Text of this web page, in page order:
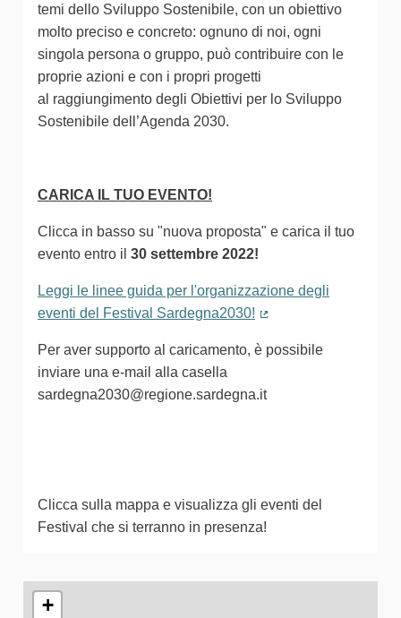
temi dello Sviluppo Sostenibile, con un obiettivo
molto preciso e concreto: ognuno di noi, ogni
singola persona o gruppo, può contribuire con le
proprie azioni e con i propri progetti
al raggiungimento degli Obiettivi per lo Sviluppo
Sostenibile dell’Agenda 2030.
CARICA IL TUO EVENTO!
Clicca in basso su "nuova proposta" e carica il tuo
evento entro il 30 settembre 2022!
Leggi le linee guida per l'organizzazione degli
eventi del Festival Sardegna2030!
Per aver supporto al caricamento, è possibile
inviare una e-mail alla casella
sardegna2030@regione.sardegna.it
Clicca sulla mappa e visualizza gli eventi del
Festival che si terranno in presenza!
L'elemento seguente è una mappa che presenta gli
+